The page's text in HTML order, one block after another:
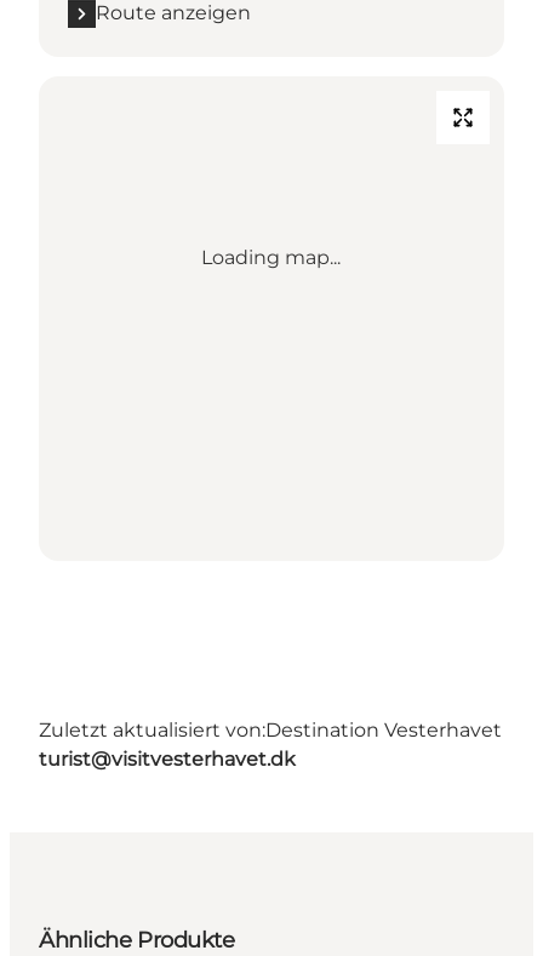
Route anzeigen
Loading map...
Zuletzt aktualisiert von:Destination Vesterhavet
turist@visitvesterhavet.dk
Ähnliche Produkte